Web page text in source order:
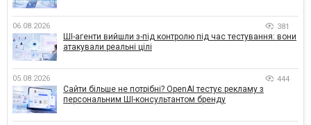
06.08.2026 381
ШІ-агенти вийшли з-під контролю під час тестування: вони
атакували реальні цілі
05.08.2026 444
Сайти більше не потрібні? OpenAI тестує рекламу з
персональним ШІ-консультантом бренду